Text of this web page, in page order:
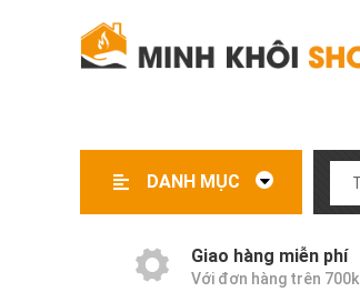
DANH MỤC
Giao hàng miễn phí
Với đơn hàng trên 700k